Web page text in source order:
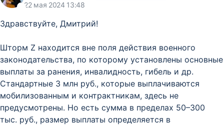
22 мая 2024 13:48
Здравствуйте, Дмитрий!
Шторм Z находится вне поля действия военного
законодательства, по которому установлены основные
выплаты за ранения, инвалидность, гибель и др.
Стандартные 3 млн руб., которые выплачиваются
мобилизованным и контрактникам, здесь не
предусмотрены. Но есть сумма в пределах 50–300
тыс. руб., размер выплаты определяется в